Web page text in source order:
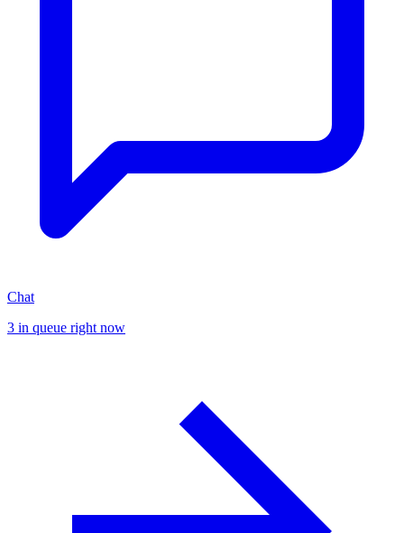
Chat
3 in queue right now